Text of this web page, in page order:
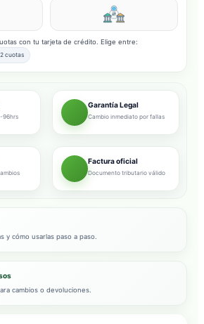
con tu tarjeta de crédito. Elige entre:
cuotas
96hrs
Garantía Legal
Cambio inmediato por fallas
Factura oficial
Documento tributario válido
y cómo usarlas paso a paso.
cambios o devoluciones.